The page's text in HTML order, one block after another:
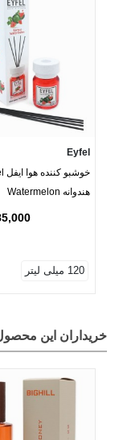
Eyfel
هندوانه Watermelon
685,000
120 میلی لیتر
خریداران این